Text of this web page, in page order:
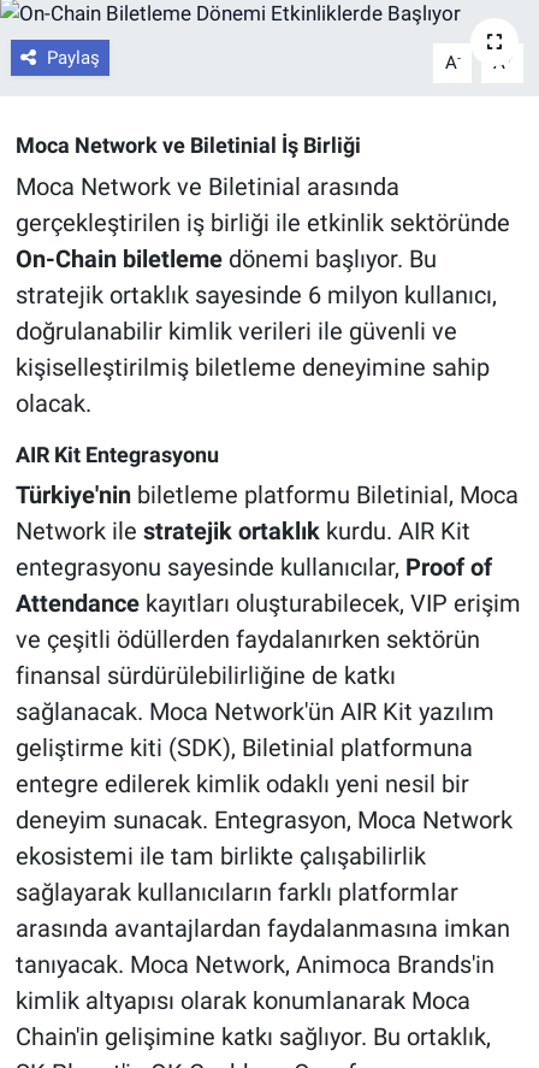
Paylaş A- A +
Moca Network ve Biletinial İş Birliği
Moca Network ve Biletinial arasında
gerçekleştirilen iş birliği ile etkinlik sektöründe
On-Chain biletlemedönemi başlıyor. Bu
stratejik ortaklık sayesinde 6 milyon kullanıcı,
doğrulanabilir kimlik verileri ile güvenli ve
kişiselleştirilmiş biletleme deneyimine sahip
olacak.
AIR Kit Entegrasyonu
Türkiye'ninbiletleme platformu Biletinial, Moca
Network ile stratejik ortaklıkkurdu. AIR Kit
entegrasyonu sayesinde kullanıcılar, Proof of
Attendancekayıtları oluşturabilecek, VIP erişim
ve çeşitli ödüllerden faydalanırken sektörün
finansal sürdürülebilirliğine de katkı
sağlanacak. Moca Network'ün AIR Kit yazılım
geliştirme kiti (SDK), Biletinial platformuna
entegre edilerek kimlik odaklı yeni nesil bir
deneyim sunacak. Entegrasyon, Moca Network
ekosistemi ile tam birlikte çalışabilirlik
sağlayarak kullanıcıların farklı platformlar
arasında avantajlardan faydalanmasına imkan
tanıyacak. Moca Network, Animoca Brands'in
kimlik altyapısı olarak konumlanarak Moca
Chain'in gelişimine katkı sağlıyor. Bu ortaklık,